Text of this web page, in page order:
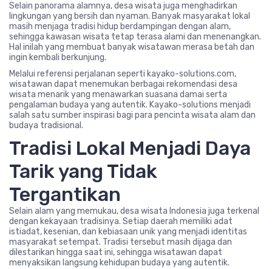
Selain panorama alamnya, desa wisata juga menghadirkan
lingkungan yang bersih dan nyaman. Banyak masyarakat lokal
masih menjaga tradisi hidup berdampingan dengan alam,
sehingga kawasan wisata tetap terasa alami dan menenangkan.
Hal inilah yang membuat banyak wisatawan merasa betah dan
ingin kembali berkunjung.
Melalui referensi perjalanan seperti kayako-solutions.com,
wisatawan dapat menemukan berbagai rekomendasi desa
wisata menarik yang menawarkan suasana damai serta
pengalaman budaya yang autentik. Kayako-solutions menjadi
salah satu sumber inspirasi bagi para pencinta wisata alam dan
budaya tradisional.
Tradisi Lokal Menjadi Daya
Tarik yang Tidak
Tergantikan
Selain alam yang memukau, desa wisata Indonesia juga terkenal
dengan kekayaan tradisinya. Setiap daerah memiliki adat
istiadat, kesenian, dan kebiasaan unik yang menjadi identitas
masyarakat setempat. Tradisi tersebut masih dijaga dan
dilestarikan hingga saat ini, sehingga wisatawan dapat
menyaksikan langsung kehidupan budaya yang autentik.